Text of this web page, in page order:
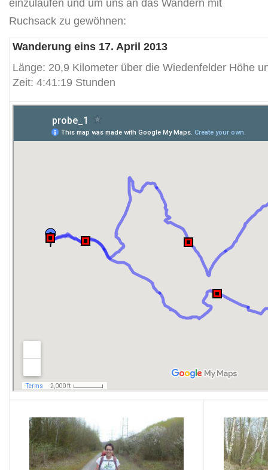
einzulaufen und um uns an das Wandern mit
Ruchsack zu gewöhnen:
Wanderung eins 17. April 2013
Länge: 20,9 Kilometer über die Wiedenfelder Höhe
Zeit: 4:41:19 Stunden